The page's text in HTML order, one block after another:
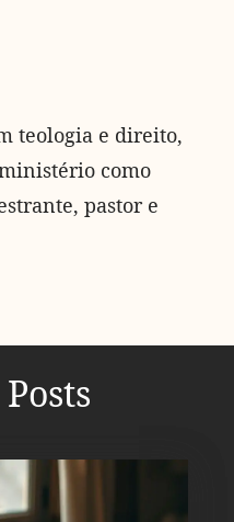
teologia e direito,
como
pastor e